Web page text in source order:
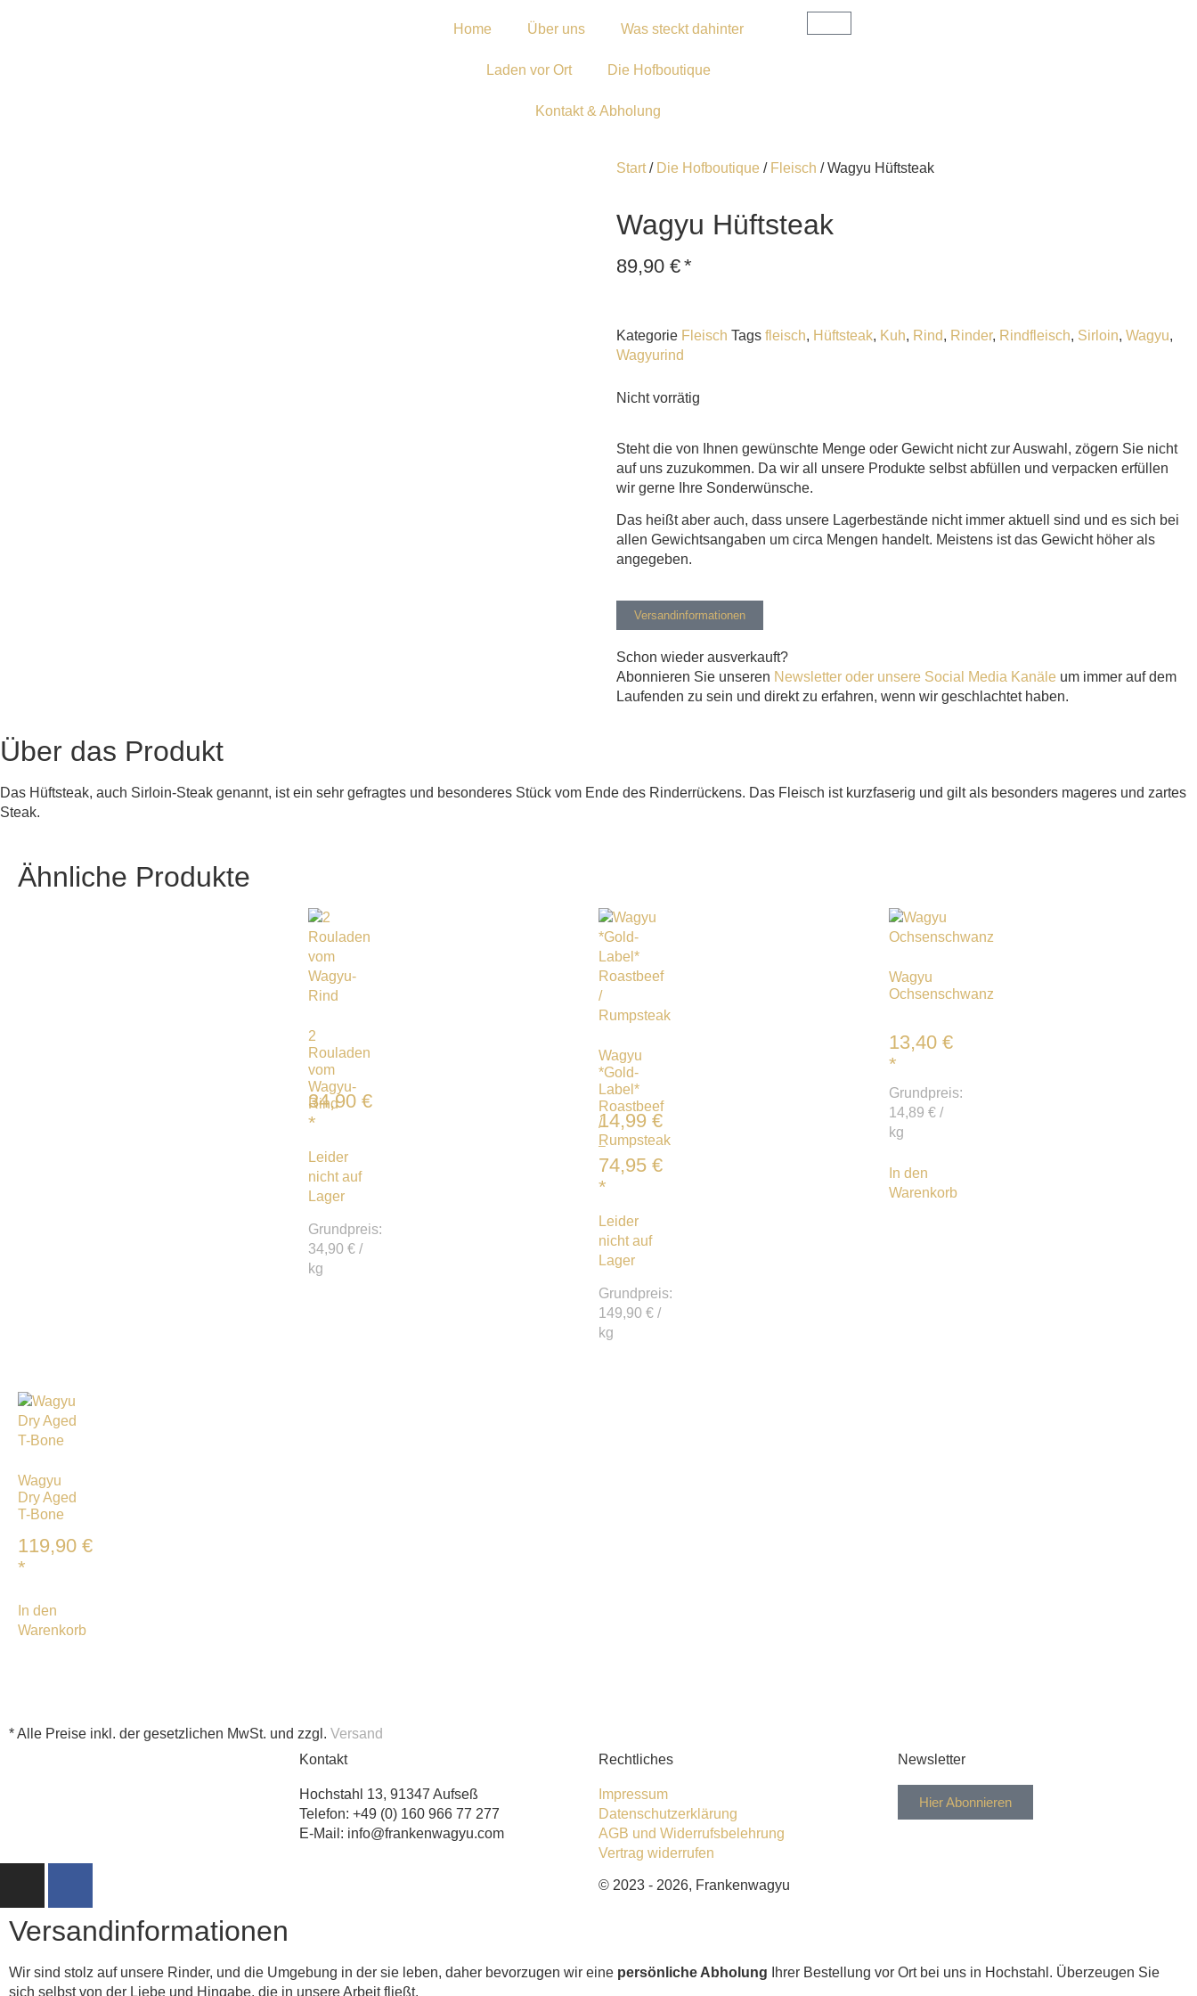
Home Über uns Was steckt dahinter
Laden vor Ort Die Hofboutique
Kontakt & Abholung
Start/ Die Hofboutique / Fleisch / Wagyu Hüftsteak
Wagyu Hüftsteak
89,90 €*
Kategorie Fleisch Tags fleisch, Hüftsteak, Kuh, Rind, Rinder, Rindfleisch, Sirloin, Wagyu,
Wagyurind
Nicht vorrätig
Steht die von Ihnen gewünschte Menge oder Gewicht nicht zur Auswahl, zögern Sie nicht
auf uns zuzukommen. Da wir all unsere Produkte selbst abfüllen und verpacken erfüllen
wir gerne Ihre Sonderwünsche.
Das heißt aber auch, dass unsere Lagerbestände nicht immer aktuell sind und es sich bei
allen Gewichtsangaben um circa Mengen handelt. Meistens ist das Gewicht höher als
angegeben.
Versandinformationen
Schon wieder ausverkauft?
Abonnieren Sie unseren Newsletter oder unsere Social Media Kanäle um immer auf dem
Laufenden zu sein und direkt zu erfahren, wenn wir geschlachtet haben.
Über das Produkt
Das Hüftsteak, auch Sirloin-Steak genannt, ist ein sehr gefragtes und besonderes Stück vom Ende des Rinderrückens. Das Fleisch ist kurzfaserig und gilt als besonders mageres und zartes
Steak.
Ähnliche Produkte
2
Rouladen
vom
Wagyu-
Rind
34,90 €
*
Leider
nicht auf
Lager
Grundpreis:
34,90 € /
kg
Wagyu
*Gold-
Label*
Roastbeef
/
Rumpsteak
14,99 €
–
74,95 €
*
Leider
nicht auf
Lager
Grundpreis:
149,90 € /
kg
Wagyu
Ochsenschwanz
13,40 €
*
Grundpreis:
14,89 € /
kg
In den
Warenkorb
Wagyu
Dry Aged
T-Bone
119,90 €
*
In den
Warenkorb
* Alle Preise inkl. der gesetzlichen MwSt. und zzgl. Versand
Kontakt
Hochstahl 13, 91347 Aufseß
Telefon: +49 (0) 160 966 77 277
E-Mail: info@frankenwagyu.com
Rechtliches
Impressum
Datenschutzerklärung
AGB und Widerrufsbelehrung
Vertrag widerrufen
Newsletter
Hier Abonnieren
© 2023 - 2026, Frankenwagyu
Versandinformationen
Wir sind stolz auf unsere Rinder, und die Umgebung in der sie leben, daher bevorzugen wir eine persönliche Abholung Ihrer Bestellung vor Ort bei uns in Hochstahl. Überzeugen Sie
sich selbst von der Liebe und Hingabe, die in unsere Arbeit fließt.